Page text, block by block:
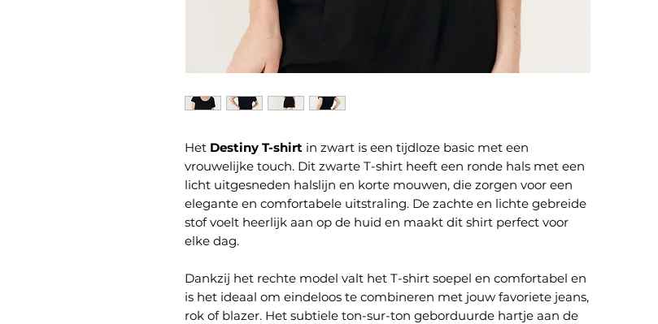
Het Destiny T-shirt in zwart is een tijdloze basic met een
vrouwelijke touch. Dit zwarte T-shirt heeft een ronde hals met een
licht uitgesneden halslijn en korte mouwen, die zorgen voor een
elegante en comfortabele uitstraling. De zachte en lichte gebreide
stof voelt heerlijk aan op de huid en maakt dit shirt perfect voor
elke dag.
Dankzij het rechte model valt het T-shirt soepel en comfortabel en
is het ideaal om eindeloos te combineren met jouw favoriete jeans,
rok of blazer. Het subtiele ton-sur-ton geborduurde hartje aan de